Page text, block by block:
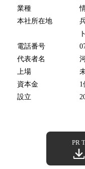
業種
本社所在地
電話番号
代表者名
上場
資本金
1
設立
PR